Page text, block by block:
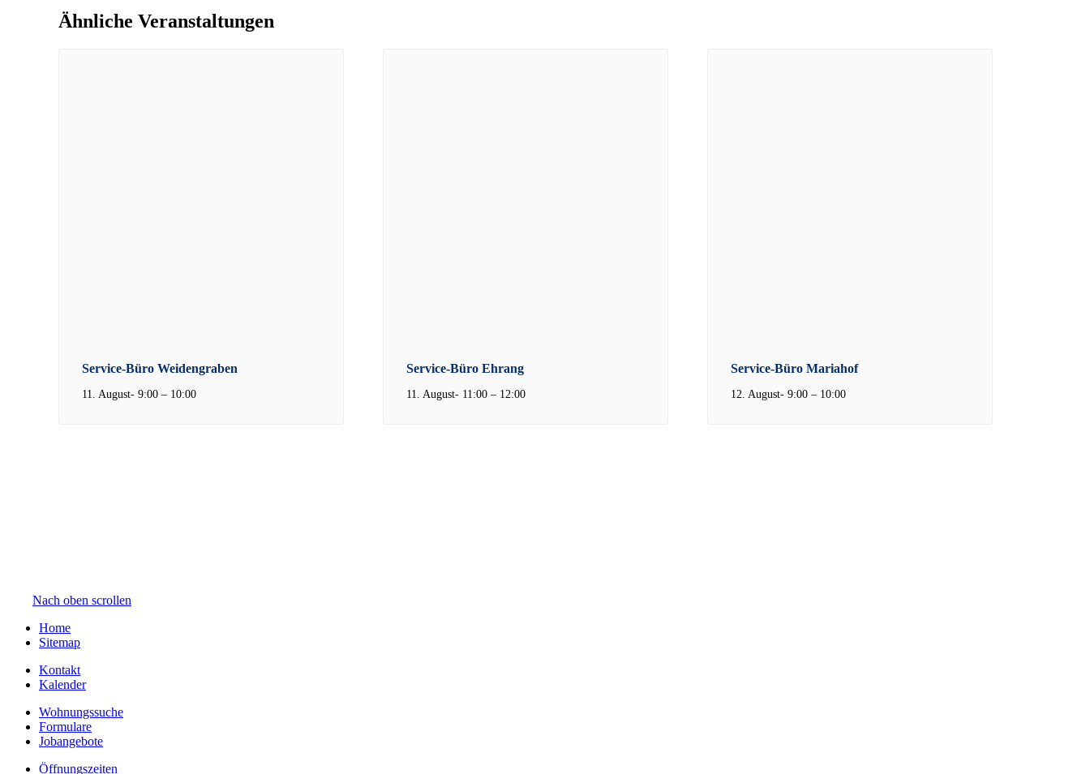
Ähnliche Veranstaltungen
Service-Büro Weidengraben
11. August- 9:00– 10:00
Service-Büro Ehrang
11. August- 11:00– 12:00
Service-Büro Mariahof
12. August- 9:00– 10:00
Nach oben scrollen
Home
Sitemap
Kontakt
Kalender
Wohnungssuche
Formulare
Jobangebote
Öffnungszeiten